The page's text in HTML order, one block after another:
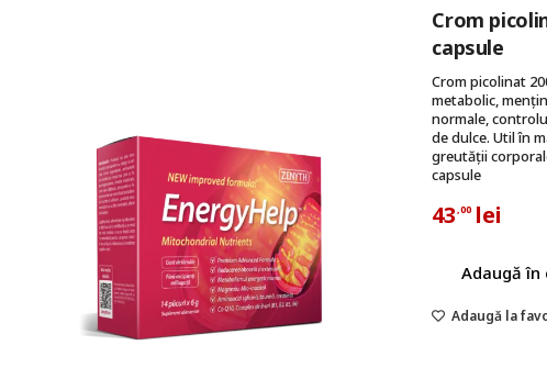
Crom
capsule
Crom picolinat
metabolic,
normale,
de dulce. Util în
greutății
capsule
43,00 lei
Adaugă în
Adaugă la